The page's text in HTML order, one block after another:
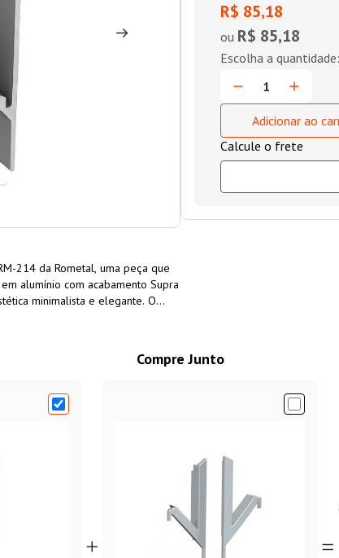
214 da Rometal, uma peça que
alumínio com acabamento Supra
minimalista e elegante. O
que permite uma
com um acabamento impecável.
R$ 85,18
ou R$ 85,18
Adicionar ao
Compre Junto